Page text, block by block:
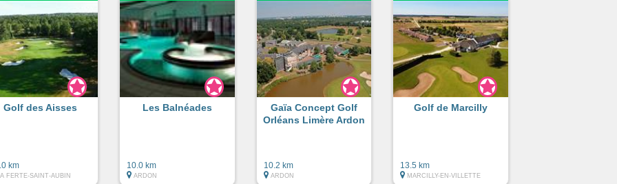
Golf des Aisses
km
FERTE-SAINT-AUBIN
Les Balnéades
10.0 km
ARDON
Gaïa Concept Golf
Orléans Limère Ardon
10.2 km
ARDON
Golf de Marcilly
13.5 km
MARCILLY-EN-VILLETTE